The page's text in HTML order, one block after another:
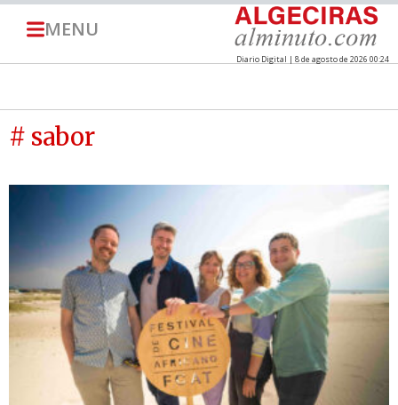
MENU
Diario Digital | 8 de agosto de 2026 00:24
# sabor